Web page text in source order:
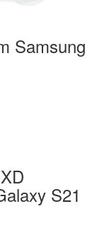
Samsung
S21